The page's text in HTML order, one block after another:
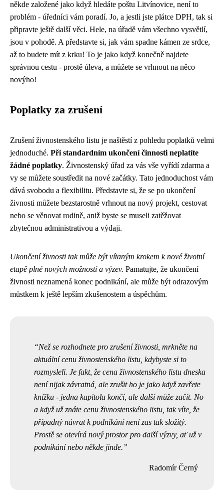
někde založené jako když hledáte poštu Litvínovice, není to
problém - úředníci vám poradí. Jo, a jestli jste plátce DPH, tak si
připravte ještě další věci. Hele, na úřadě vám všechno vysvětlí,
jsou v pohodě. A představte si, jak vám spadne kámen ze srdce,
až to budete mít z krku! To je jako když konečně najdete
správnou cestu - prostě úleva, a můžete se vrhnout na něco
novýho!
Poplatky za zrušení
Zrušení živnostenského listu je naštěstí z pohledu poplatků velmi
jednoduché. Při standardním ukončení činnosti neplatíte
žádné poplatky. Živnostenský úřad za vás vše vyřídí zdarma a
vy se můžete soustředit na nové začátky. Tato jednoduchost vám
dává svobodu a flexibilitu. Představte si, že se po ukončení
živnosti můžete bezstarostně vrhnout na nový projekt, cestovat
nebo se věnovat rodině, aniž byste se museli zatěžovat
zbytečnou administrativou a výdaji.
Ukončení živnosti tak může být vítaným krokem k nové životní
etapě plné nových možností a výzev. Pamatujte, že ukončení
živnosti neznamená konec podnikání, ale může být odrazovým
můstkem k ještě lepším zkušenostem a úspěchům.
Než se rozhodnete pro zrušení živnosti, mrkněte na
aktuálnícenu živnostenského listu , kdybyste si to
rozmysleli. Je fakt, že cena živnostenského listu dneska
není nijak závratná, ale zrušit ho je jako když zavřete
knížku - jedna kapitola končí, ale další může začít. No
a když už znáte cenu živnostenského listu, tak víte, že
případný návrat k podnikání není zas tak složitý.
Prostě se otevírá nový prostor pro další výzvy, ať už v
podnikání nebo někde jinde.
Radomír Černý